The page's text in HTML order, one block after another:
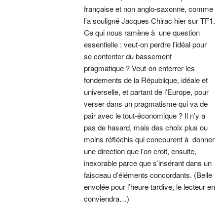
française et non anglo-saxonne, comme
l’a souligné Jacques Chirac hier sur TF1.
Ce qui nous ramène à une question
essentielle : veut-on perdre l’idéal pour
se contenter du bassement
pragmatique ? Veut-on enterrer les
fondements de la République, idéale et
universelle, et partant de l’Europe, pour
verser dans un pragmatisme qui va de
pair avec le tout-économique ? Il n’y a
pas de hasard, mais des choix plus ou
moins réfléchis qui concourent à donner
une direction que l’on croit, ensuite,
inexorable parce que s’insérant dans un
faisceau d’éléments concordants. (Belle
envolée pour l’heure tardive, le lecteur en
conviendra…)